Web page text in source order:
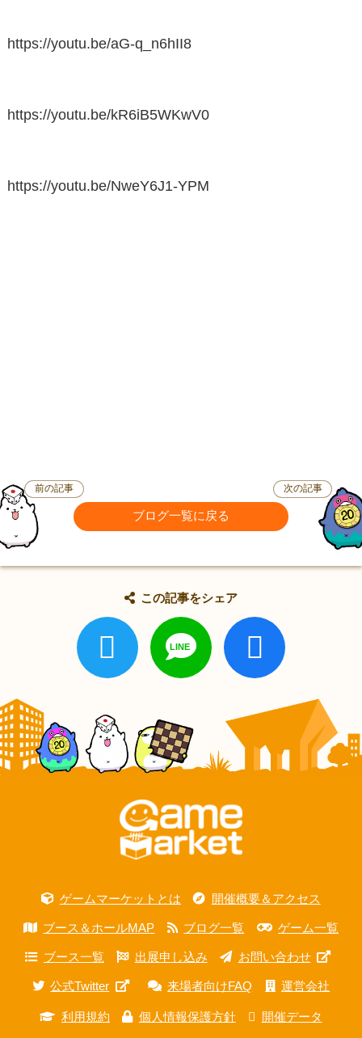
https://youtu.be/aG-q_n6hII8
https://youtu.be/kR6iB5WKwV0
https://youtu.be/NweY6J1-YPM
前の記事
ブログ一覧に戻る
次の記事
この記事をシェア
ゲームマーケットとは 開催概要＆アクセス
ブース＆ホールMAP ブログ一覧 ゲーム一覧
ブース一覧 出展申し込み お問い合わせ
公式Twitter 来場者向けFAQ 運営会社
利用規約 個人情報保護方針 開催データ